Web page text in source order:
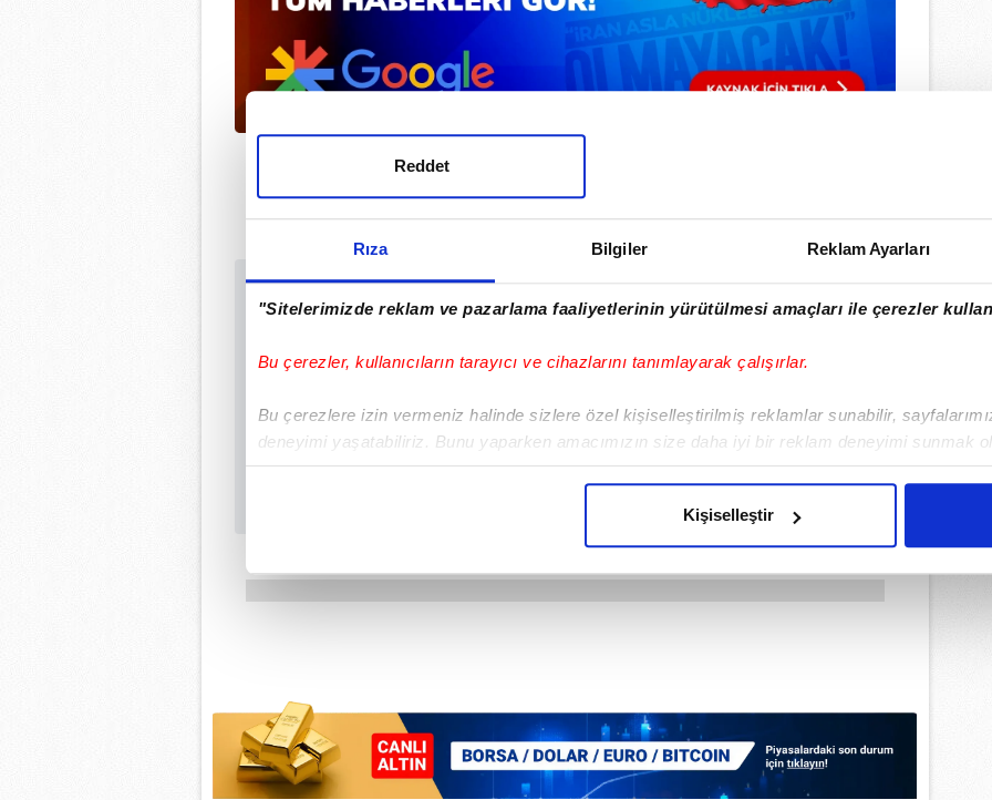
Rıza Bilgiler Reklam Ayarları
"Sitelerimizde reklam ve pazarlama faaliyetlerinin yürütülmesi amaçları ile çerezler
Bu çerezler, kullanıcıların tarayıcı ve cihazlarını tanımlayarak çalışırlar.
Bu çerezlere izin vermeniz halinde sizlere özel kişiselleştirilmiş reklamlar sunabilir,
deneyimi yaşatabiliriz. Bunu yaparken amacımızın size daha iyi bir reklam deneyimi sunmak
içerikleri sunabilmek adına elimizden gelen çabayı gösterdiğimizi ve bu noktada, reklamların
Her halükârda, kullanıcılar, bu çerezlere izin vermedikleri takdirde, kullanıcılara hedefli
Sizlere daha iyi bir hizmet sunabilmek için İnternet Sitemizde kendimize ve üçüncü kişilere ait
Çerezlere ilişkin tercihlerinizi aşağıda yer alan panel vasıtasıyla belirleyebilirsiniz. Çerezlere
butonuna tıklayabilir,Çerez Bilgilendirme Metnimiziziyaret edebilirsiniz.
Reddet
Kişiselleştir
Sabah.com.tr Uygulamamızı İndirin